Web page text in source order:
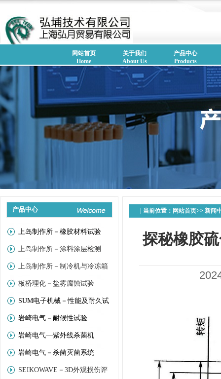
网站首页
Home
关于我们
About Us
产品中心
Products
产品中心
上岛制作所－橡胶材料试验
上岛制作所－涂料涂层检测
上岛制作所－制冷机与冷冻箱
板桥理化－盐雾腐蚀试验
SUM电子机械－性能及耐久试
验
岩崎电气－耐候性试验
岩崎电气—紫外线杀菌机
岩崎电气－杀菌灭菌系统
SEIKOWAVE－3D外观损伤评
| 当前位置： 网站首页>> 新闻
探秘橡胶